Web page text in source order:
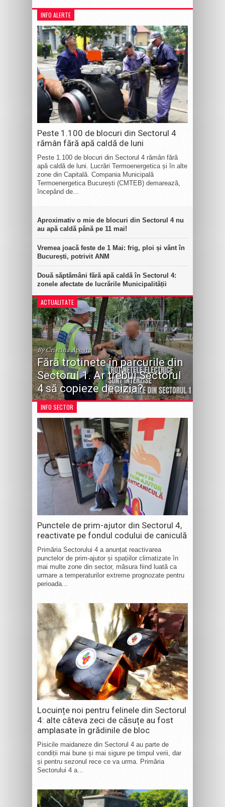
INFO ALERTE
Peste 1.100 de blocuri din Sectorul 4
rămân fără apă caldă de luni
Peste 1.100 de blocuri din Sectorul 4 rămân fără
apă caldă de luni. Lucrări Termoenergetica și în alte
zone din Capitală. Compania Municipală
Termoenergetica București (CMTEB) demarează,
începând de...
Aproximativ o mie de blocuri din Sectorul 4 nu
au apă caldă până pe 11 mai!
Vremea joacă feste de 1 Mai: frig, ploi și vânt în
București, potrivit ANM
Două săptămâni fără apă caldă în Sectorul 4:
zonele afectate de lucrările Municipalității
ACTUALITATE
By Cristina Apostu
Fără trotinete în parcurile din
Sectorul 1. Ar trebui Sectorul
4 să copieze decizia?
INFO SECTOR
Punctele de prim-ajutor din Sectorul 4,
reactivate pe fondul codului de caniculă
Primăria Sectorului 4 a anunțat reactivarea
punctelor de prim-ajutor și spațiilor climatizate în
mai multe zone din sector, măsura fiind luată ca
urmare a temperaturilor extreme prognozate pentru
perioada...
Locuințe noi pentru felinele din Sectorul
4: alte câteva zeci de căsuțe au fost
amplasate în grădinile de bloc
Pisicile maidaneze din Sectorul 4 au parte de
condiții mai bune și mai sigure pe timpul verii, dar
și pentru sezonul rece ce va urma. Primăria
Sectorului 4 a...